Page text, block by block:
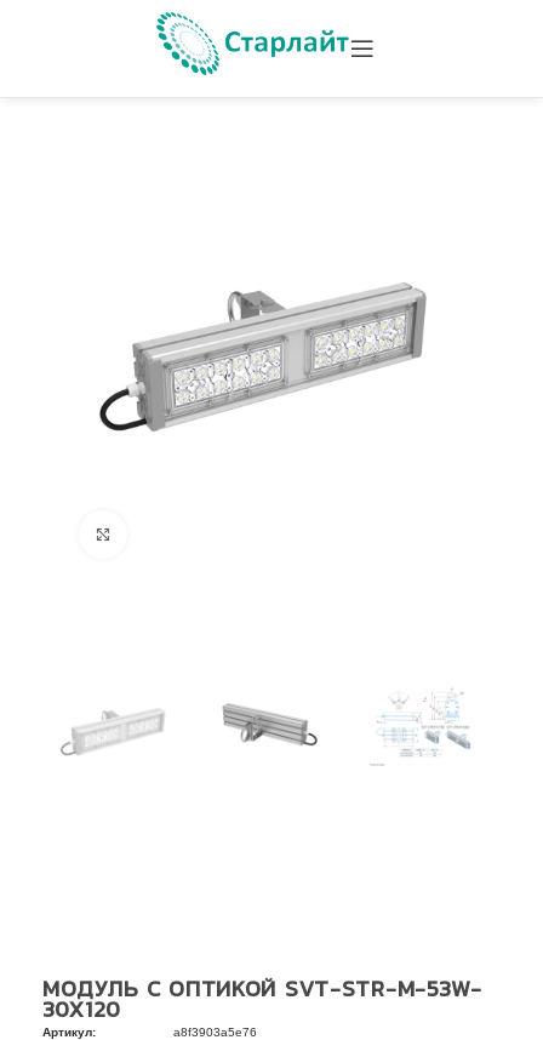
МОДУЛЬ С ОПТИКОЙ SVT-STR-M-53W-
30X120
Артикул: a8f3903a5e76